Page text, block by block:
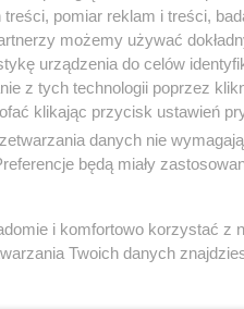
pomiar reklam i treści,
możemy używać
urządzenia do celów
z tych technologii poprzez
klikając przycisk ustawień
danych nie
będą miały
i komfortowo korzystać z
Twoich danych